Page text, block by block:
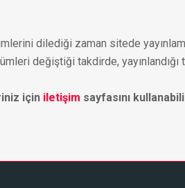
dilediği zaman sitede
değiştiği takdirde, yayınlandığı
için iletişim sayfasını